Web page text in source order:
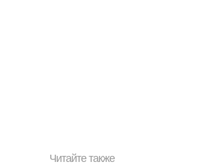
Читайте также